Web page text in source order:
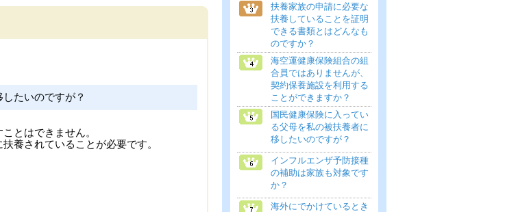
たいのですが？
とはできません。
養されていることが必要です。
扶養家族の申請に必要な
扶養していることを証明
できる書類とはどんなも
のですか？
海空運健康保険組合の組
合員ではありませんが、
契約保養施設を利用する
ことができますか？
国民健康保険に入ってい
る父母を私の被扶養者に
移したいのですが？
インフルエンザ予防接種
の補助は家族も対象です
か？
海外にでかけているとき